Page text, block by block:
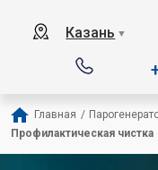
Казань ▼
Главная /
Профилактическая чистка